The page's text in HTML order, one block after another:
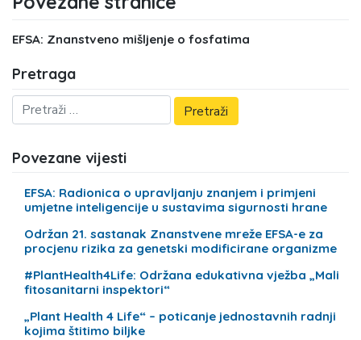
EFSA: Znanstveno mišljenje o fosfatima
Pretraga
Povezane vijesti
EFSA: Radionica o upravljanju znanjem i primjeni
umjetne inteligencije u sustavima sigurnosti hrane
Održan 21. sastanak Znanstvene mreže EFSA-e za
procjenu rizika za genetski modificirane organizme
#PlantHealth4Life: Održana edukativna vježba „Mali
fitosanitarni inspektori“
„Plant Health 4 Life“ – poticanje jednostavnih radnji
kojima štitimo biljke